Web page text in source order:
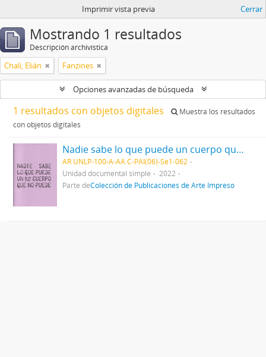
Imprimir vista previa Cerrar
Mostrando 1 resultados
Descripción archivística
Chali, Elián Fanzines
Opciones avanzadas de búsqueda
1 resultados con objetos digitales
Muestra los resultados
con objetos digitales
Nadie sabe lo que puede un cuerpo que no puede 2022
AR UNLP-100-A-AA C-PAI(06)-Se1-062
Unidad documental simple
2022
Parte deColección de Publicaciones de Arte Impreso